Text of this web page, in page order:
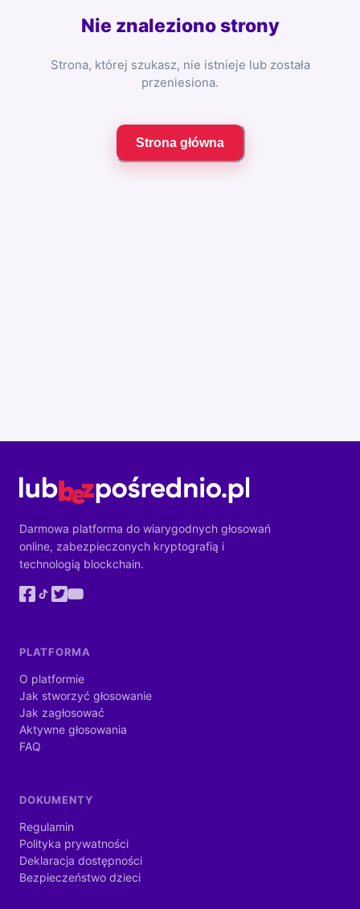
Nie znaleziono strony
Strona, której szukasz, nie istnieje lub została
przeniesiona.
Strona główna
Darmowa platforma do wiarygodnych głosowań
online, zabezpieczonych kryptografią i
technologią blockchain.
PLATFORMA
O platformie
Jak stworzyć głosowanie
Jak zagłosować
Aktywne głosowania
FAQ
DOKUMENTY
Regulamin
Polityka prywatności
Deklaracja dostępności
Bezpieczeństwo dzieci